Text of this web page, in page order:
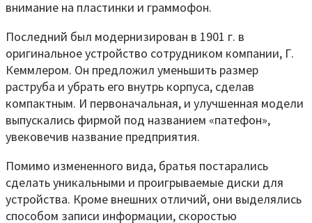
внимание на пластинки и граммофон.
Последний был модернизирован в 1901 г. в
оригинальное устройство сотрудником компании, Г.
Кеммлером. Он предложил уменьшить размер
раструба и убрать его внутрь корпуса, сделав
компактным. И первоначальная, и улучшенная модели
выпускались фирмой под названием «патефон»,
увековечив название предприятия.
Помимо измененного вида, братья постарались
сделать уникальными и проигрываемые диски для
устройства. Кроме внешних отличий, они выделялись
способом записи информации, скоростью